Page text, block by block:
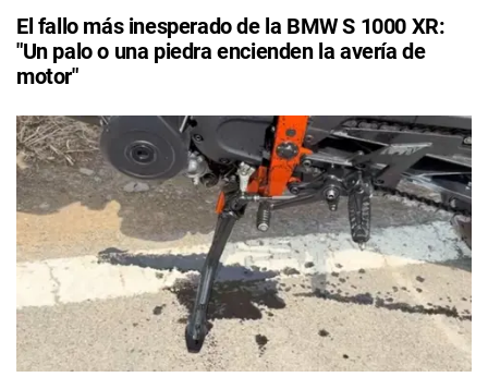
El fallo más inesperado de la BMW S 1000 XR:
"Un palo o una piedra encienden la avería de
motor"